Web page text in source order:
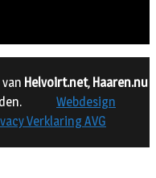
Helvoirt.net, Haaren.nu
Webdesign
Verklaring AVG